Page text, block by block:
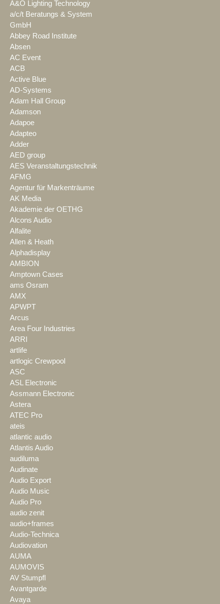
A&O Lighting Technology
a/c/t Beratungs & System
GmbH
Abbey Road Institute
Absen
AC Event
ACB
Active Blue
AD-Systems
Adam Hall Group
Adamson
Adapoe
Adapteo
Adder
AED group
AES Veranstaltungstechnik
AFMG
Agentur für Markenträume
AK Media
Akademie der OETHG
Alcons Audio
Alfalite
Allen & Heath
Alphadisplay
AMBION
Amptown Cases
ams Osram
AMX
APWPT
Arcus
Area Four Industries
ARRI
artlife
artlogic Crewpool
ASC
ASL Electronic
Assmann Electronic
Astera
ATEC Pro
ateis
atlantic audio
Atlantis Audio
audiluma
Audinate
Audio Export
Audio Music
Audio Pro
audio zenit
audio+frames
Audio-Technica
Audiovation
AUMA
AUMOVIS
AV Stumpfl
Avantgarde
Avaya